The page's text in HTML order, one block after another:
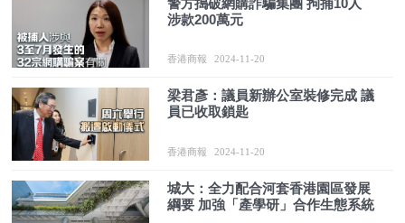
警方搗破網購詐騙集團 拘捕10人
涉款200萬元
香港商報 2024-11-20
梁君彥：議員新辦公室裝修完成 議
員已收取鎖匙
香港商報 2024-11-20
城大：全力配合河套香港園區發展
綱要 加強「產學研」合作生態系統